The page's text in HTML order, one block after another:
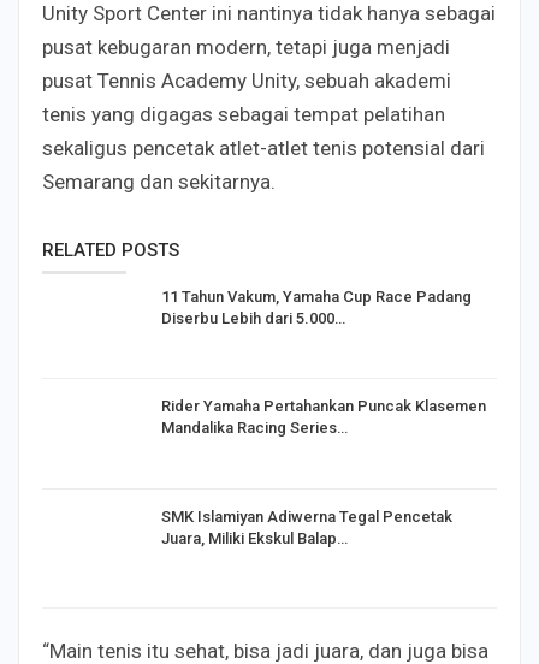
Unity Sport Center ini nantinya tidak hanya sebagai
pusat kebugaran modern, tetapi juga menjadi
pusat Tennis Academy Unity, sebuah akademi
tenis yang digagas sebagai tempat pelatihan
sekaligus pencetak atlet-atlet tenis potensial dari
Semarang dan sekitarnya.
RELATED POSTS
11 Tahun Vakum, Yamaha Cup Race Padang
Diserbu Lebih dari 5.000…
Rider Yamaha Pertahankan Puncak Klasemen
Mandalika Racing Series…
SMK Islamiyan Adiwerna Tegal Pencetak
Juara, Miliki Ekskul Balap…
“Main tenis itu sehat, bisa jadi juara, dan juga bisa